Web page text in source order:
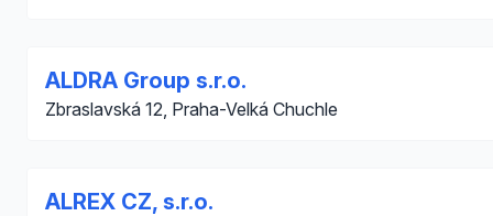
ALDRA Group s.r.o.
Zbraslavská 12, Praha-Velká Chuchle
ALREX CZ, s.r.o.